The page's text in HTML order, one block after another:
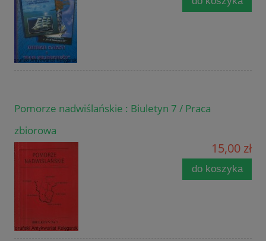
Pomorze nadwiślańskie : Biuletyn 7 / Praca
zbiorowa
15,00 zł
do koszyka